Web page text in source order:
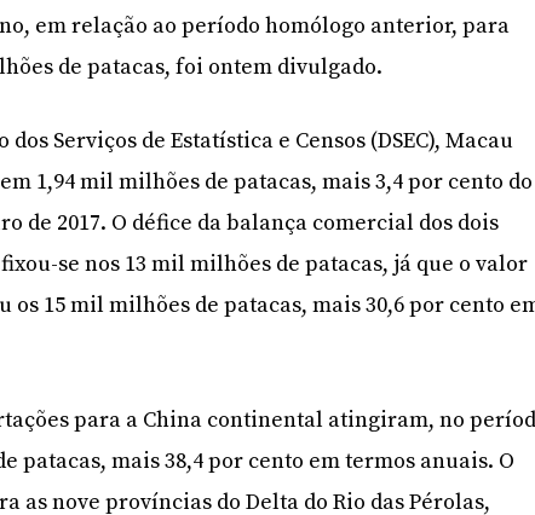
em relação ao período homólogo anterior, para
de patacas, foi ontem divulgado.
Serviços de Estatística e Censos (DSEC), Macau
1,94 mil milhões de patacas, mais 3,4 por cento do
de 2017. O défice da balança comercial dos dois
se nos 13 mil milhões de patacas, já que o valor
os 15 mil milhões de patacas, mais 30,6 por cento
para a China continental atingiram, no
patacas, mais 38,4 por cento em termos anuais. O
as nove províncias do Delta do Rio das Pérolas,